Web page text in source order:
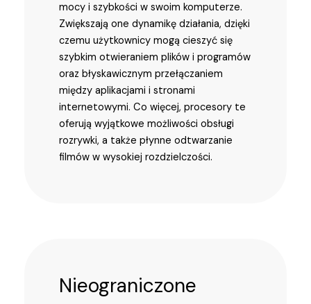
mocy i szybkości w swoim komputerze.
Zwiększają one dynamikę działania, dzięki
czemu użytkownicy mogą cieszyć się
szybkim otwieraniem plików i programów
oraz błyskawicznym przełączaniem
między aplikacjami i stronami
internetowymi. Co więcej, procesory te
oferują wyjątkowe możliwości obsługi
rozrywki, a także płynne odtwarzanie
filmów w wysokiej rozdzielczości.
Nieograniczone